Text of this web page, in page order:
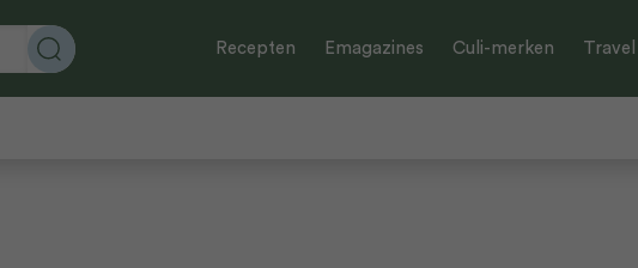
Recepten Emagazines Culi-merken Travel